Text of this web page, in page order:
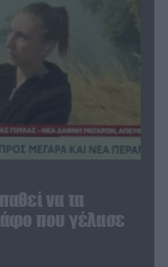
να τα
που γέλασε